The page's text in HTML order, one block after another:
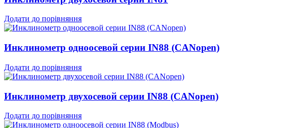
Додати до порівняння
Инклинометр одноосевой серии IN88 (CANopen)
Додати до порівняння
Инклинометр двухосевой серии IN88 (CANopen)
Додати до порівняння